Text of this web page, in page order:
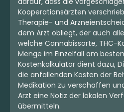
Kooperationsärzten
Therapie- und
dem Arzt obliegt, der auch
welche Cannabissorte, THC-
Menge im Einzelfall am
Kostenkalkulator dient dazu,
die anfallenden Kosten der
Medikation zu verschaffen
Arzt eine Notiz der lokalen
übermitteln.